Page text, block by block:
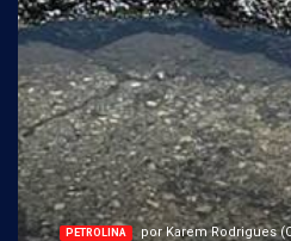
PETROLINA
por Karem Rodrigues